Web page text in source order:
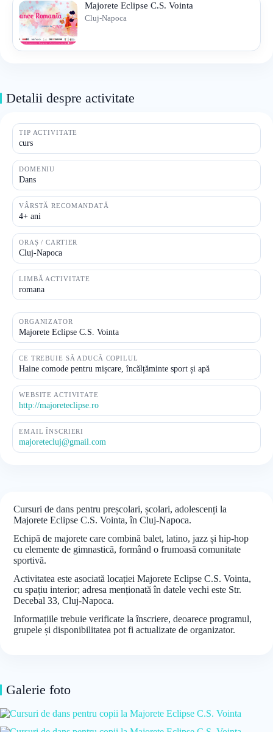
Majorete Eclipse C.S. Vointa
Cluj-Napoca
Detalii despre activitate
TIP ACTIVITATE
curs
DOMENIU
Dans
VÂRSTĂ RECOMANDATĂ
4+ ani
ORAȘ / CARTIER
Cluj-Napoca
LIMBĂ ACTIVITATE
romana
ORGANIZATOR
Majorete Eclipse C.S. Vointa
CE TREBUIE SĂ ADUCĂ COPILUL
Haine comode pentru mișcare, încălțăminte sport și apă
WEBSITE ACTIVITATE
http://majoreteclipse.ro
EMAIL ÎNSCRIERI
majoretecluj@gmail.com
Cursuri de dans pentru preșcolari, școlari, adolescenți la
Majorete Eclipse C.S. Vointa, în Cluj-Napoca.
Echipă de majorete care combină balet, latino, jazz și hip-hop
cu elemente de gimnastică, formând o frumoasă comunitate
sportivă.
Activitatea este asociată locației Majorete Eclipse C.S. Vointa,
cu spațiu interior; adresa menționată în datele vechi este Str.
Decebal 33, Cluj-Napoca.
Informațiile trebuie verificate la înscriere, deoarece programul,
grupele și disponibilitatea pot fi actualizate de organizator.
Galerie foto